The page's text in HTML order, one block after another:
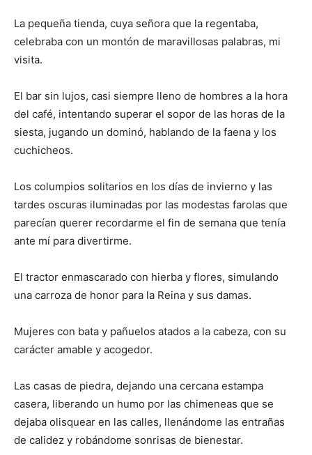
La pequeña tienda, cuya señora que la regentaba,
celebraba con un montón de maravillosas palabras, mi
visita.
El bar sin lujos, casi siempre lleno de hombres a la hora
del café, intentando superar el sopor de las horas de la
siesta, jugando un dominó, hablando de la faena y los
cuchicheos.
Los columpios solitarios en los días de invierno y las
tardes oscuras iluminadas por las modestas farolas que
parecían querer recordarme el fin de semana que tenía
ante mí para divertirme.
El tractor enmascarado con hierba y flores, simulando
una carroza de honor para la Reina y sus damas.
Mujeres con bata y pañuelos atados a la cabeza, con su
carácter amable y acogedor.
Las casas de piedra, dejando una cercana estampa
casera, liberando un humo por las chimeneas que se
dejaba olisquear en las calles, llenándome las entrañas
de calidez y robándome sonrisas de bienestar.